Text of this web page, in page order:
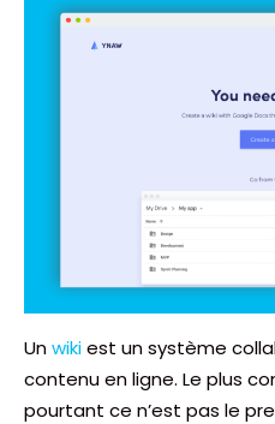
Unwikiest un système
contenu en ligne. Le plus
pourtant ce n’est pas le